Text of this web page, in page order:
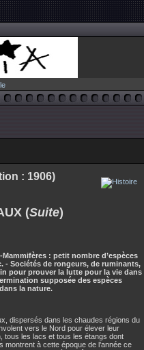
: 1906)
(Suite)
: petit nombre d’espèces
- Sociétés de rongeurs, de ruminants,
pour prouver la lutte pour la vie dans
supposée des espèces
la nature.
dispersés dans les chaudes régions du
vers le Nord pour élever leur
tous les lacs et tous les étangs dont
montrent à cette époque de l’année ce